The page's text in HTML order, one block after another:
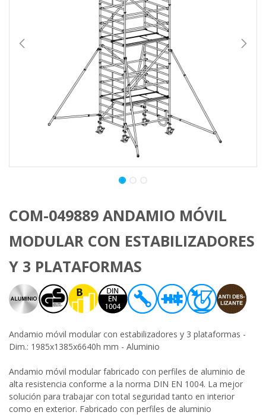
COM-049889 ANDAMIO MÓVIL
MODULAR CON ESTABILIZADORES
Y 3 PLATAFORMAS
Andamio móvil modular con estabilizadores y 3 plataformas -
Dim.: 1985x1385x6640h mm - Aluminio
Andamio móvil modular fabricado con perfiles de aluminio de
alta resistencia conforme a la norma DIN EN 1004. La mejor
solución para trabajar con total seguridad tanto en interior
como en exterior. Fabricado con perfiles de aluminio